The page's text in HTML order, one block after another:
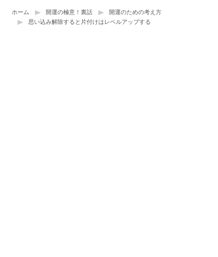
ホーム 開運の極意！裏話
開運のための考え方
思い込み解除すると片付けはレベルアップする